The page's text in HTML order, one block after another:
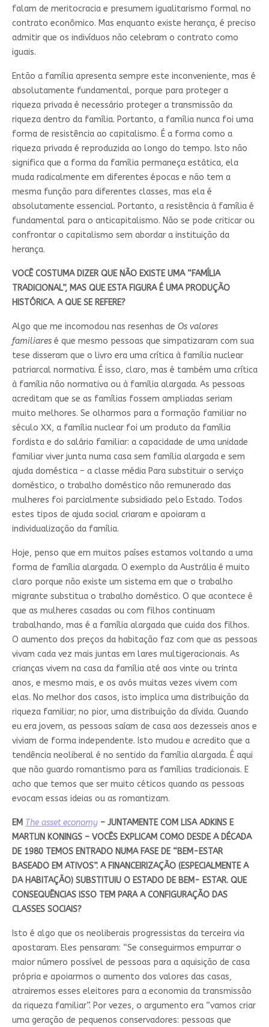
falam de meritocracia e presumem igualitarismo formal no
contrato econômico. Mas enquanto existe herança, é preciso
admitir que os indivíduos não celebram o contrato como
iguais.
Então a família apresenta sempre este inconveniente, mas é
absolutamente fundamental, porque para proteger a
riqueza privada é necessário proteger a transmissão da
riqueza dentro da família. Portanto, a família nunca foi uma
forma de resistência ao capitalismo. É a forma como a
riqueza privada é reproduzida ao longo do tempo. Isto não
significa que a forma da família permaneça estática, ela
muda radicalmente em diferentes épocas e não tem a
mesma função para diferentes classes, mas ela é
absolutamente essencial. Portanto, a resistência à família é
fundamental para o anticapitalismo. Não se pode criticar ou
confrontar o capitalismo sem abordar a instituição da
herança.
VOCÊ COSTUMA DIZER QUE NÃO EXISTE UMA “FAMÍLIA
TRADICIONAL”, MAS QUE ESTA FIGURA É UMA PRODUÇÃO
HISTÓRICA. A QUE SE REFERE?
Algo que me incomodou nas resenhas de Os valores
familiares é que mesmo pessoas que simpatizaram com sua
tese disseram que o livro era uma crítica à família nuclear
patriarcal normativa. É isso, claro, mas é também uma crítica
à família não normativa ou à família alargada. As pessoas
acreditam que se as famílias fossem ampliadas seriam
muito melhores. Se olharmos para a formação familiar no
século XX, a família nuclear foi um produto da família
fordista e do salário familiar: a capacidade de uma unidade
familiar viver junta numa casa sem família alargada e sem
ajuda doméstica – a classe média Para substituir o serviço
doméstico, o trabalho doméstico não remunerado das
mulheres foi parcialmente subsidiado pelo Estado. Todos
estes tipos de ajuda social criaram e apoiaram a
individualização da família.
Hoje, penso que em muitos países estamos voltando a uma
forma de família alargada. O exemplo da Austrália é muito
claro porque não existe um sistema em que o trabalho
migrante substitua o trabalho doméstico. O que acontece é
que as mulheres casadas ou com filhos continuam
trabalhando, mas é a família alargada que cuida dos filhos.
O aumento dos preços da habitação faz com que as pessoas
vivam cada vez mais juntas em lares multigeracionais. As
crianças vivem na casa da família até aos vinte ou trinta
anos, e mesmo mais, e os avós muitas vezes vivem com
elas. No melhor dos casos, isto implica uma distribuição da
riqueza familiar; no pior, uma distribuição da dívida. Quando
eu era jovem, as pessoas saíam de casa aos dezesseis anos e
viviam de forma independente. Isto mudou e acredito que a
tendência neoliberal é no sentido da família alargada. É aqui
que não guardo romantismo para as famílias tradicionais. E
acho que temos que ser muito céticos quando as pessoas
evocam essas ideias ou as romantizam.
EM The asset economy– JUNTAMENTE COM LISA ADKINS E
MARTIJN KONINGS – VOCÊS EXPLICAM COMO DESDE A DÉCADA
DE 1980 TEMOS ENTRADO NUMA FASE DE “BEM-ESTAR
BASEADO EM ATIVOS”. A FINANCEIRIZAÇÃO (ESPECIALMENTE A
DA HABITAÇÃO) SUBSTITUIU O ESTADO DE BEM- ESTAR. QUE
CONSEQUÊNCIAS ISSO TEM PARA A CONFIGURAÇÃO DAS
CLASSES SOCIAIS?
Isto é algo que os neoliberais progressistas da terceira via
apostaram. Eles pensaram: “Se conseguirmos empurrar o
maior número possível de pessoas para a aquisição de casa
própria e apoiarmos o aumento dos valores das casas,
atrairemos esses eleitores para a economia da transmissão
da riqueza familiar”. Por vezes, o argumento era “vamos criar
uma geração de pequenos conservadores: pessoas que